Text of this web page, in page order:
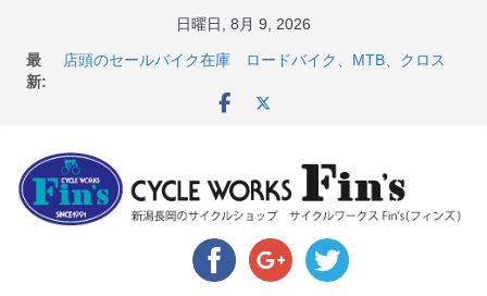
日曜日, 8月 9, 2026
最
新:
【 重要 】お支払いについて ＆ クロスバイクのカスタ
店頭のセールバイク在庫 ロードバイク、MTB、クロス
バイクなど（２０２６・７・１０ 現在）
トス カスタム！と、２０２７年モデル スコット入荷。
8月1・2日 YOELEO試乗会とオフ会開催！！ ＆
LAZER 最高峰ヘルメットが３０〜４０％OFF セール
店頭のセールバイク在庫 ロードバイク、MTB、クロス
バイクなど（２０２６・７・１７ 現在）